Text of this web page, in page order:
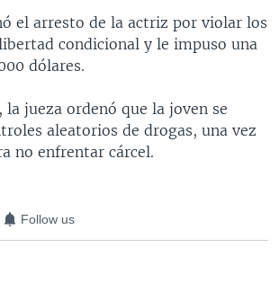
AL DÍA
[RADIO]
el arresto de la actriz por violar los
condicional y le impuso una
dólares.
jueza ordenó que la joven se
aleatorios de drogas, una vez
no enfrentar cárcel.
Follow us